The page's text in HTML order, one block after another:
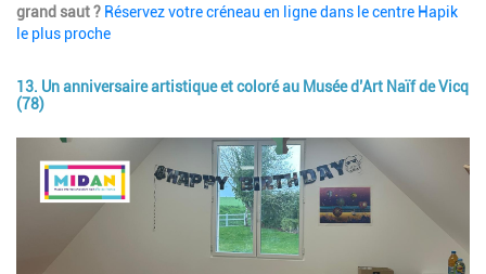
grand saut ? Réservez votre créneau en ligne dans le centre Hapik
le plus proche
13. Un anniversaire artistique et coloré au Musée d’Art Naïf de Vicq
(78)